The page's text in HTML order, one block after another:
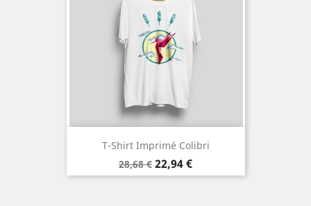
T-Shirt Imprimé Colibri
Prix
de
28,68 € Prix
22,94 €